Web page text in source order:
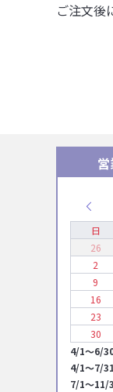
ご注文後
日
26
2
9
16
23
30
4/1～6/
4/1～7/31
7/1～11/